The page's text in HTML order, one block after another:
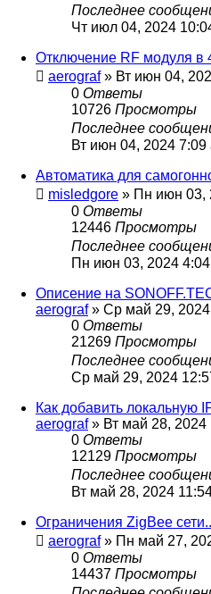
Последнее
Чт июл 04, 2024
Отключение RF модуля в
aerograf» Вт июн 04,
0 Ответы
10726 Просмотры
Последнее
Вт июн 04, 2024 7:09
Автоматика для
misledgore » Пн июн 03,
0 Ответы
12446 Просмотры
Последнее
Пн июн 03, 2024
Описение на
aerograf» Ср май 29,
0 Ответы
21269 Просмотры
Последнее
Ср май 29, 2024
Как добавить локальную
aerograf» Вт май 28, 2024
0 Ответы
12129 Просмотры
Последнее
Вт май 28, 2024
Ограничения ZigBee
aerograf» Пн май 27,
0 Ответы
14437 Просмотры